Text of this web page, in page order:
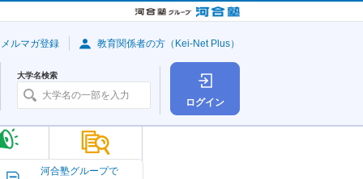
ログイン
大学の今
大学名検索
ルマガ登録 教育関係者の方（Kei-Net Plus）
河合塾グループで